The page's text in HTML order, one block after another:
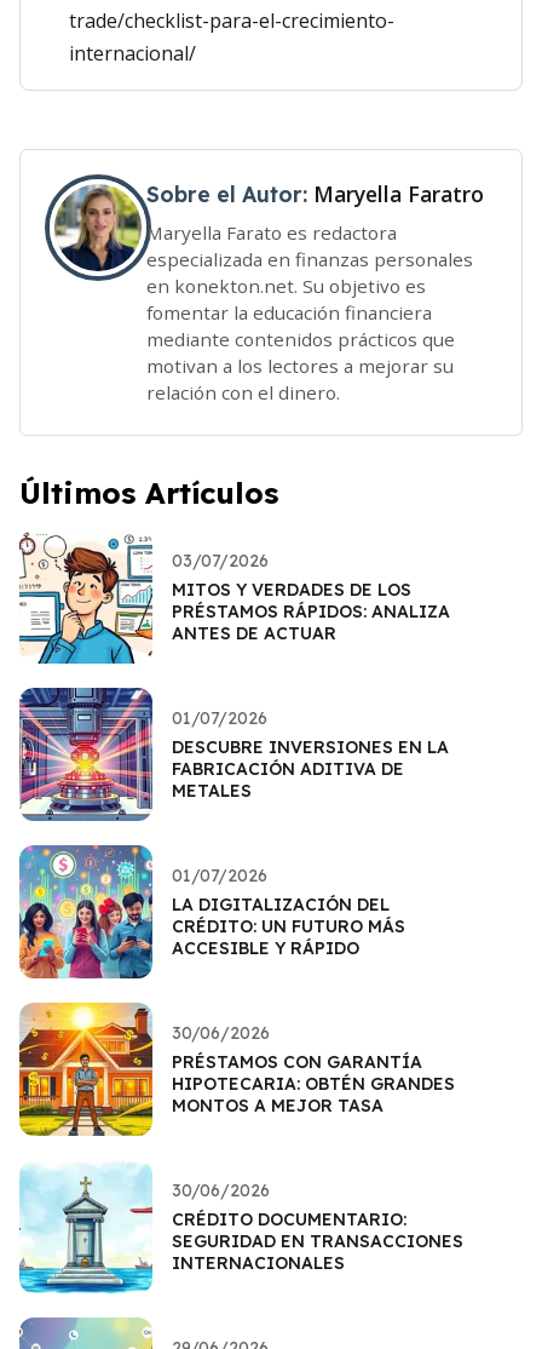
trade/checklist-para-el-crecimiento-
internacional/
Sobre el Autor: Maryella Faratro
Maryella Farato es redactora
especializada en finanzas personales
en konekton.net. Su objetivo es
fomentar la educación financiera
mediante contenidos prácticos que
motivan a los lectores a mejorar su
relación con el dinero.
Últimos Artículos
03/07/2026
MITOS Y VERDADES DE LOS
PRÉSTAMOS RÁPIDOS: ANALIZA
ANTES DE ACTUAR
01/07/2026
DESCUBRE INVERSIONES EN LA
FABRICACIÓN ADITIVA DE
METALES
01/07/2026
LA DIGITALIZACIÓN DEL
CRÉDITO: UN FUTURO MÁS
ACCESIBLE Y RÁPIDO
30/06/2026
PRÉSTAMOS CON GARANTÍA
HIPOTECARIA: OBTÉN GRANDES
MONTOS A MEJOR TASA
30/06/2026
CRÉDITO DOCUMENTARIO:
SEGURIDAD EN TRANSACCIONES
INTERNACIONALES